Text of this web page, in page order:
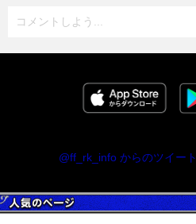
コメントしよう...
@ff_rk_info からのツイート